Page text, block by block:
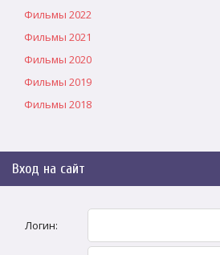
Фильмы 2022
Фильмы 2021
Фильмы 2020
Фильмы 2019
Фильмы 2018
Вход на сайт
Логин: